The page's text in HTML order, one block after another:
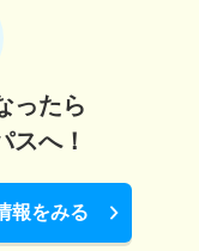
ったら
スへ！
報をみる